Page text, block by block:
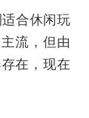
合休闲玩
流，但由
在，现在